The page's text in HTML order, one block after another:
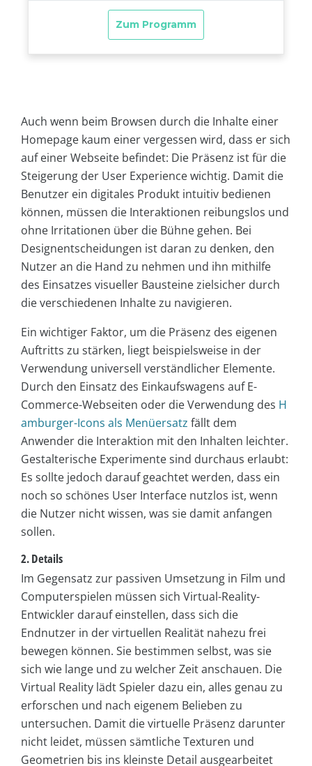
Auch wenn beim Browsen durch die Inhalte einer
Homepage kaum einer vergessen wird, dass er sich
auf einer Webseite befindet: Die Präsenz ist für die
Steigerung der User Experience wichtig. Damit die
Benutzer ein digitales Produkt intuitiv bedienen
können, müssen die Interaktionen reibungslos und
ohne Irritationen über die Bühne gehen. Bei
Designentscheidungen ist daran zu denken, den
Nutzer an die Hand zu nehmen und ihn mithilfe
des Einsatzes visueller Bausteine zielsicher durch
die verschiedenen Inhalte zu navigieren.
Ein wichtiger Faktor, um die Präsenz des eigenen
Auftritts zu stärken, liegt beispielsweise in der
Verwendung universell verständlicher Elemente.
Durch den Einsatz des Einkaufswagens auf E-
Commerce-Webseiten oder die Verwendung des H
amburger-Icons als Menüersatz fällt dem
Anwender die Interaktion mit den Inhalten leichter.
Gestalterische Experimente sind durchaus erlaubt:
Es sollte jedoch darauf geachtet werden, dass ein
noch so schönes User Interface nutzlos ist, wenn
die Nutzer nicht wissen, was sie damit anfangen
sollen.
2. Details
Im Gegensatz zur passiven Umsetzung in Film und
Computerspielen müssen sich Virtual-Reality-
Entwickler darauf einstellen, dass sich die
Endnutzer in der virtuellen Realität nahezu frei
bewegen können. Sie bestimmen selbst, was sie
sich wie lange und zu welcher Zeit anschauen. Die
Virtual Reality lädt Spieler dazu ein, alles genau zu
erforschen und nach eigenem Belieben zu
untersuchen. Damit die virtuelle Präsenz darunter
nicht leidet, müssen sämtliche Texturen und
Geometrien bis ins kleinste Detail ausgearbeitet